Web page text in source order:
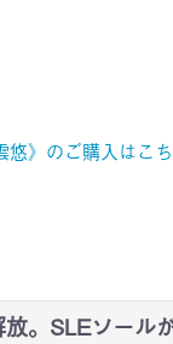
悠》のご購入はこ
。SLEソール